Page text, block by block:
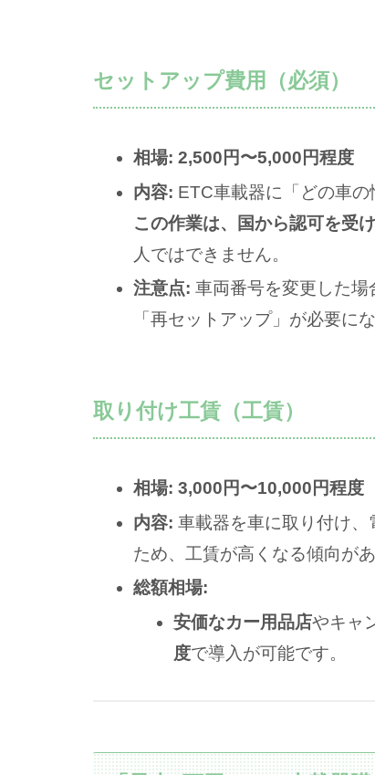
セットアップ費用（必須）
相場: 2,500円〜5,000円程度
内容: ETC車載器に「どの車の
この作業は、国から認可を受
人ではできません。
注意点: 車両番号を変更した
「再セットアップ」が必要にな
取り付け工賃（工賃）
相場: 3,000円〜10,000円程度
内容: 車載器を車に取り付け
ため、工賃が高くなる傾向があ
総額相場:
安価なカー用品店やキャ
度で導入が可能です。